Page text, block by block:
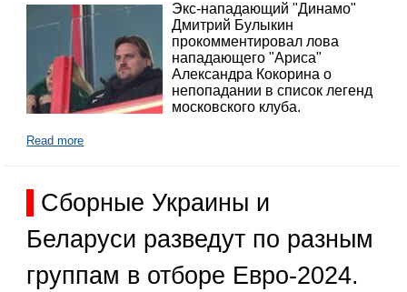
Экс-нападающий "Динамо"
Дмитрий Булыкин
прокомментировал лова
нападающего "Ариса"
Александра Кокорина о
непопадании в список легенд
московского клуба.
Read more
Сборные Украины и
Беларуси разведут по разным
группам в отборе Евро-2024.